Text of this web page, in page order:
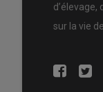
d’élevage,
sur la vie